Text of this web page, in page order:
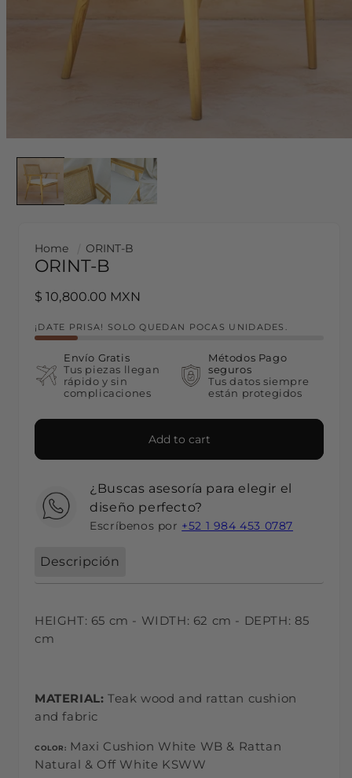
Home ORINT-B
ORINT-B
Regular price
$ 10,800.00 MXN
¡DATE PRISA! SOLO QUEDAN POCAS UNIDADES.
Envío Gratis
Tus piezas llegan
rápido y sin
complicaciones
Métodos Pago
seguros
Tus datos siempre
están protegidos
Add to cart
¿Buscas asesoría para elegir el
diseño perfecto?
Escríbenos por +52 1 984 453 0787
Descripción
HEIGHT: 65 cm - WIDTH: 62 cm - DEPTH: 85
cm
MATERIAL: Teak wood and rattan cushion
and fabric
COLOR: Maxi Cushion White WB & Rattan
Natural & Off White KSWW